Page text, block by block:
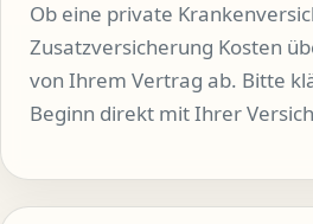
Ob eine private
Zusatzversicherung Kosten
von Ihrem Vertrag ab. Bitte
Beginn direkt mit Ihrer